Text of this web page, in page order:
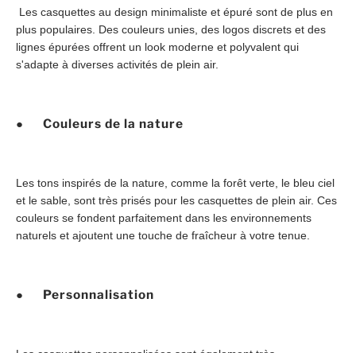
Les casquettes au design minimaliste et épuré sont de plus en
plus populaires. Des couleurs unies, des logos discrets et des
lignes épurées offrent un look moderne et polyvalent qui
s'adapte à diverses activités de plein air.
● Couleurs de la nature
Les tons inspirés de la nature, comme la forêt verte, le bleu ciel
et le sable, sont très prisés pour les casquettes de plein air. Ces
couleurs se fondent parfaitement dans les environnements
naturels et ajoutent une touche de fraîcheur à votre tenue.
● Personnalisation